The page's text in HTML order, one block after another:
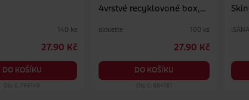
140 ks
27.90 Kč
DO KOŠÍKU
Obj. č.: 796149
4vrstvé recyklované box,
alouette 100 ks
27.90 Kč
DO KOŠÍKU
Obj. č.: 884181
ISANA